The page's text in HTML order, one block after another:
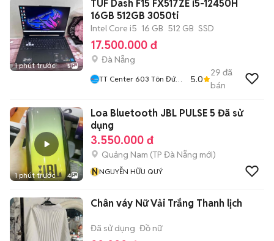
1 phút trước 5
TUF Dash F15 FX517ZE i5-12450H
16GB 512GB 3050ti
Intel Core i5 16 GB 512 GB SSD
17.500.000 đ
Đà Nẵng
TT Center 603 Tôn Đức
5.0
29 đã
bán
1 phút trước 4
Loa Bluetooth JBL PULSE 5 Đã sử
dụng
3.550.000 đ
Quảng Nam (TP Đà Nẵng mới)
NNGUYỄN HỮU QUÝ
Chân váy Nữ Vải Trắng Thanh lịch
Đã sử dụng Đồ nữ